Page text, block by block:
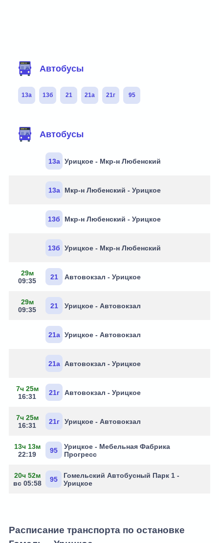
Автобусы
13а 13б 21 21а 21г 95
Автобусы
13а Урицкое - Мкр-н Любенский
13а Мкр-н Любенский - Урицкое
13б Мкр-н Любенский - Урицкое
13б Урицкое - Мкр-н Любенский
29м
09:35
21 Автовокзал - Урицкое
29м
09:35
21 Урицкое - Автовокзал
21а Урицкое - Автовокзал
21а Автовокзал - Урицкое
7ч 25м
16:31
21г Автовокзал - Урицкое
7ч 25м
16:31
21г Урицкое - Автовокзал
13ч 13м
22:19
95
Урицкое - Мебельная Фабрика
Прогресс
20ч 52м
вс 05:58
95
Гомельский Автобусный Парк 1 -
Урицкое
Расписание транспорта по остановке